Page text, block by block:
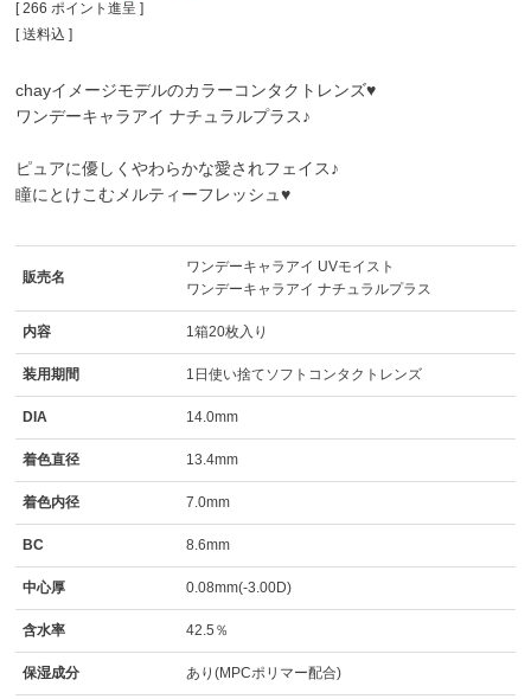
[ 266 ポイント進呈 ]
送料込
chayイメージモデルのカラーコンタクトレンズ♥
ワンデーキャラアイ ナチュラルプラス♪
ピュアに優しくやわらかな愛されフェイス♪
瞳にとけこむメルティーフレッシュ♥
販売名
ワンデーキャラアイ UVモイスト
ワンデーキャラアイ ナチュラルプラス
内容 1箱20枚入り
装用期間 1日使い捨てソフトコンタクトレンズ
DIA 14.0mm
着色直径 13.4mm
着色内径 7.0mm
BC 8.6mm
中心厚 0.08mm(-3.00D)
含水率 42.5％
保湿成分 あり(MPCポリマー配合)